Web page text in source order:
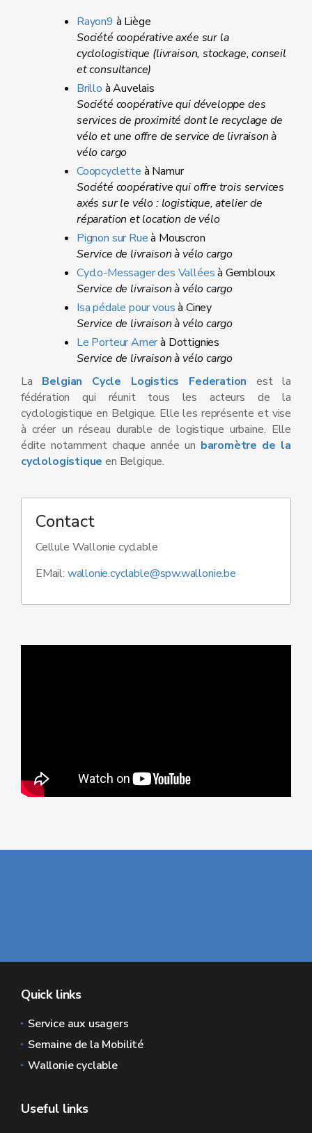
Rayon9 à Liège
Société coopérative axée sur la
cyclologistique (livraison, stockage, conseil
et consultance)
Brillo à Auvelais
Société coopérative qui développe des
services de proximité dont le recyclage de
vélo et une offre de service de livraison à
vélo cargo
Coopcyclette à Namur
Société coopérative qui offre trois services
axés sur le vélo : logistique, atelier de
réparation et location de vélo
Pignon sur Rueà Mouscron
Service de livraison à vélo cargo
Cyclo-Messager des Valléesà Gembloux
Service de livraison à vélo cargo
Isa pédale pour vousà Ciney
Service de livraison à vélo cargo
Le Porteur Amerà Dottignies
Service de livraison à vélo cargo
La Belgian Cycle Logistics Federation est la
fédération qui réunit tous les acteurs de la
cyclologistique en Belgique. Elle les représente et vise
à créer un réseau durable de logistique urbaine. Elle
édite notamment chaque année un baromètre de la
cyclologistique en Belgique.
Contact
Cellule Wallonie cyclable
EMail: wallonie.cyclable@spw.wallonie.be
Quick links
Service aux usagers
Semaine de la Mobilité
Wallonie cyclable
Useful links